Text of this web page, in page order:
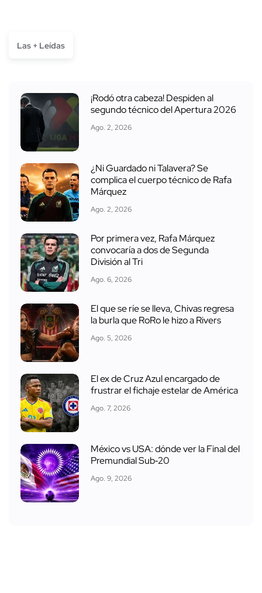
Las + Leídas
¡Rodó otra cabeza! Despiden al
segundo técnico del Apertura 2026
Ago. 2, 2026
¿Ni Guardado ni Talavera? Se
complica el cuerpo técnico de Rafa
Márquez
Ago. 2, 2026
Por primera vez, Rafa Márquez
convocaría a dos de Segunda
División al Tri
Ago. 6, 2026
El que se ríe se lleva, Chivas regresa
la burla que RoRo le hizo a Rivers
Ago. 5, 2026
El ex de Cruz Azul encargado de
frustrar el fichaje estelar de América
Ago. 7, 2026
México vs USA: dónde ver la Final del
Premundial Sub‑20
Ago. 9, 2026